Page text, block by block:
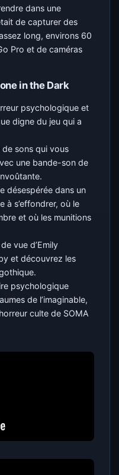
dans une
de capturer des
long, environs 60
Pro et de caméras
in the Dark
psychologique et
digne du jeu qui a
sons qui vous
une bande-son de
désespérée dans un
à s’effondrer, où le
et où les munitions
vue d’Emily
et découvrez les
psychologique
de l’imaginable,
culte de SOMA